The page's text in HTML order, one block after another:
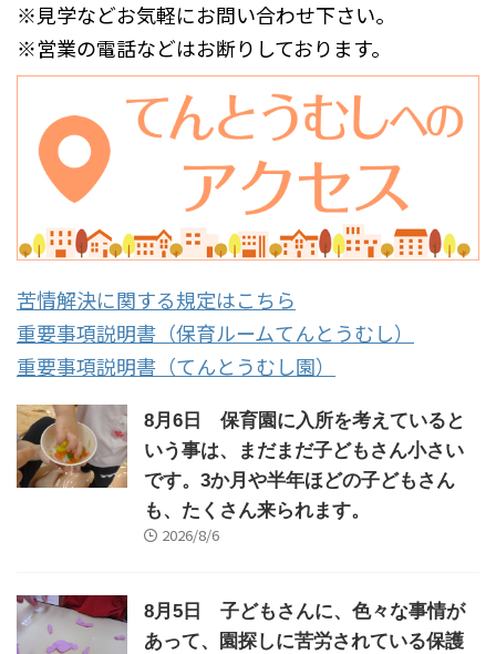
※見学などお気軽にお問い合わせ下さい。
※営業の電話などはお断りしております。
苦情解決に関する規定はこちら
重要事項説明書（保育ルームてんとうむし）
重要事項説明書（てんとうむし園）
8月6日 保育園に入所を考えていると
いう事は、まだまだ子どもさん小さい
です。3か月や半年ほどの子どもさん
も、たくさん来られます。
2026/8/6
8月5日 子どもさんに、色々な事情が
あって、園探しに苦労されている保護